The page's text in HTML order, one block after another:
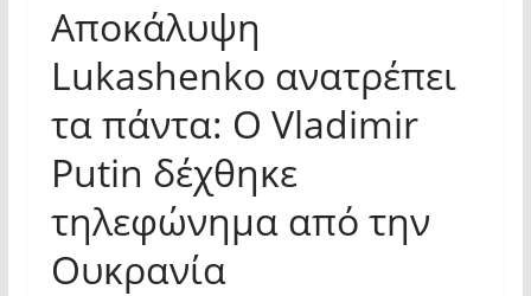
Αποκάλυψη
Lukashenko ανατρέπει
τα πάντα: Ο Vladimir
Putin δέχθηκε
τηλεφώνημα από την
Ουκρανία